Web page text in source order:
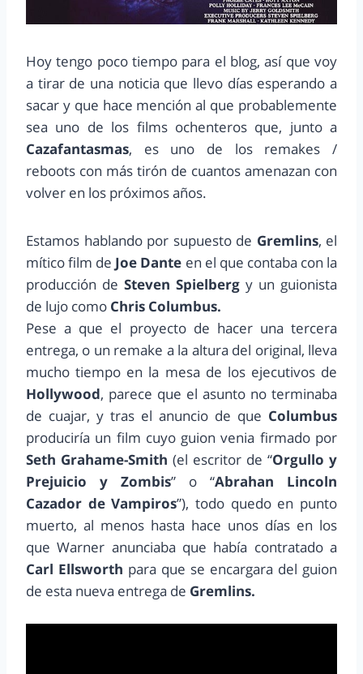
Hoy tengo poco tiempo para el blog, así que voy
a tirar de una noticia que llevo días esperando a
sacar y que hace mención al que probablemente
sea uno de los films ochenteros que, junto a
Cazafantasmas, es uno de los remakes /
reboots con más tirón de cuantos amenazan con
volver en los próximos años.
Estamos hablando por supuesto de Gremlins, el
mítico film de Joe Dante en el que contaba con la
producción de Steven Spielberg y un guionista
de lujo como Chris Columbus.
Pese a que el proyecto de hacer una tercera
entrega, o un remake a la altura del original, lleva
mucho tiempo en la mesa de los ejecutivos de
Hollywood, parece que el asunto no terminaba
de cuajar, y tras el anuncio de que Columbus
produciría un film cuyo guion venia firmado por
Seth Grahame-Smith (el escritor de “Orgullo y
Prejuicio y Zombis” o “Abrahan Lincoln
Cazador de Vampiros”), todo quedo en punto
muerto, al menos hasta hace unos días en los
que Warner anunciaba que había contratado a
Carl Ellsworth para que se encargara del guion
de esta nueva entrega de Gremlins.